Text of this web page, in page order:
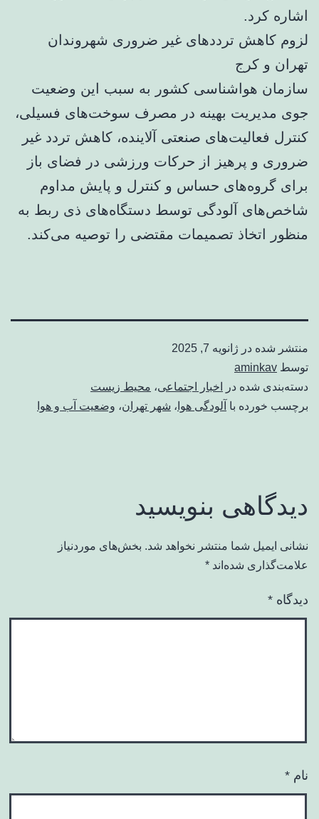
اشاره کرد.
لزوم کاهش ترددهای غیر ضروری شهروندان
تهران و کرج
سازمان هواشناسی کشور به سبب این وضعیت
جوی مدیریت بهینه در مصرف سوخت‌های فسیلی،
کنترل فعالیت‌های صنعتی آلاینده، کاهش تردد غیر
ضروری و پرهیز از حرکات ورزشی در فضای باز
برای گروه‌های حساس و کنترل و پایش مداوم
شاخص‌های آلودگی توسط دستگاه‌های ذی ربط به
منظور اتخاذ تصمیمات مقتضی را توصیه می‌کند.
منتشر شده در ژانویه 7, 2025
توسط aminkav
دسته‌بندی شده در
اخبار اجتماعی، محیط زیست
برچسب خورده با آلودگی هوا ، شهر تهران، وضعیت آب و هوا
دیدگاهی بنویسید
نشانی ایمیل شما منتشر نخواهد شد. بخش‌های موردنیاز
علامت‌گذاری شده‌اند *
دیدگاه *
نام *